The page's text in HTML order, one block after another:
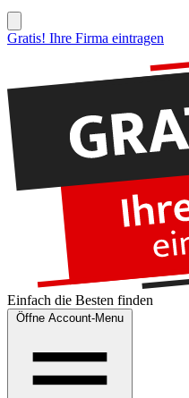
Gratis! Ihre Firma eintragen
Einfach die Besten finden
Öffne Account-Menu